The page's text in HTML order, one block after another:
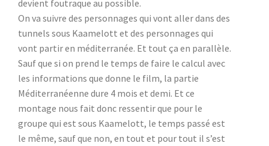
devient foutraque au possible.
On va suivre des personnages qui vont aller dans des
tunnels sous Kaamelott et des personnages qui
vont partir en méditerranée. Et tout ça en parallèle.
Sauf que si on prend le temps de faire le calcul avec
les informations que donne le film, la partie
Méditerranéenne dure 4 mois et demi. Et ce
montage nous fait donc ressentir que pour le
groupe qui est sous Kaamelott, le temps passé est
le même, sauf que non, en tout et pour tout il s’est